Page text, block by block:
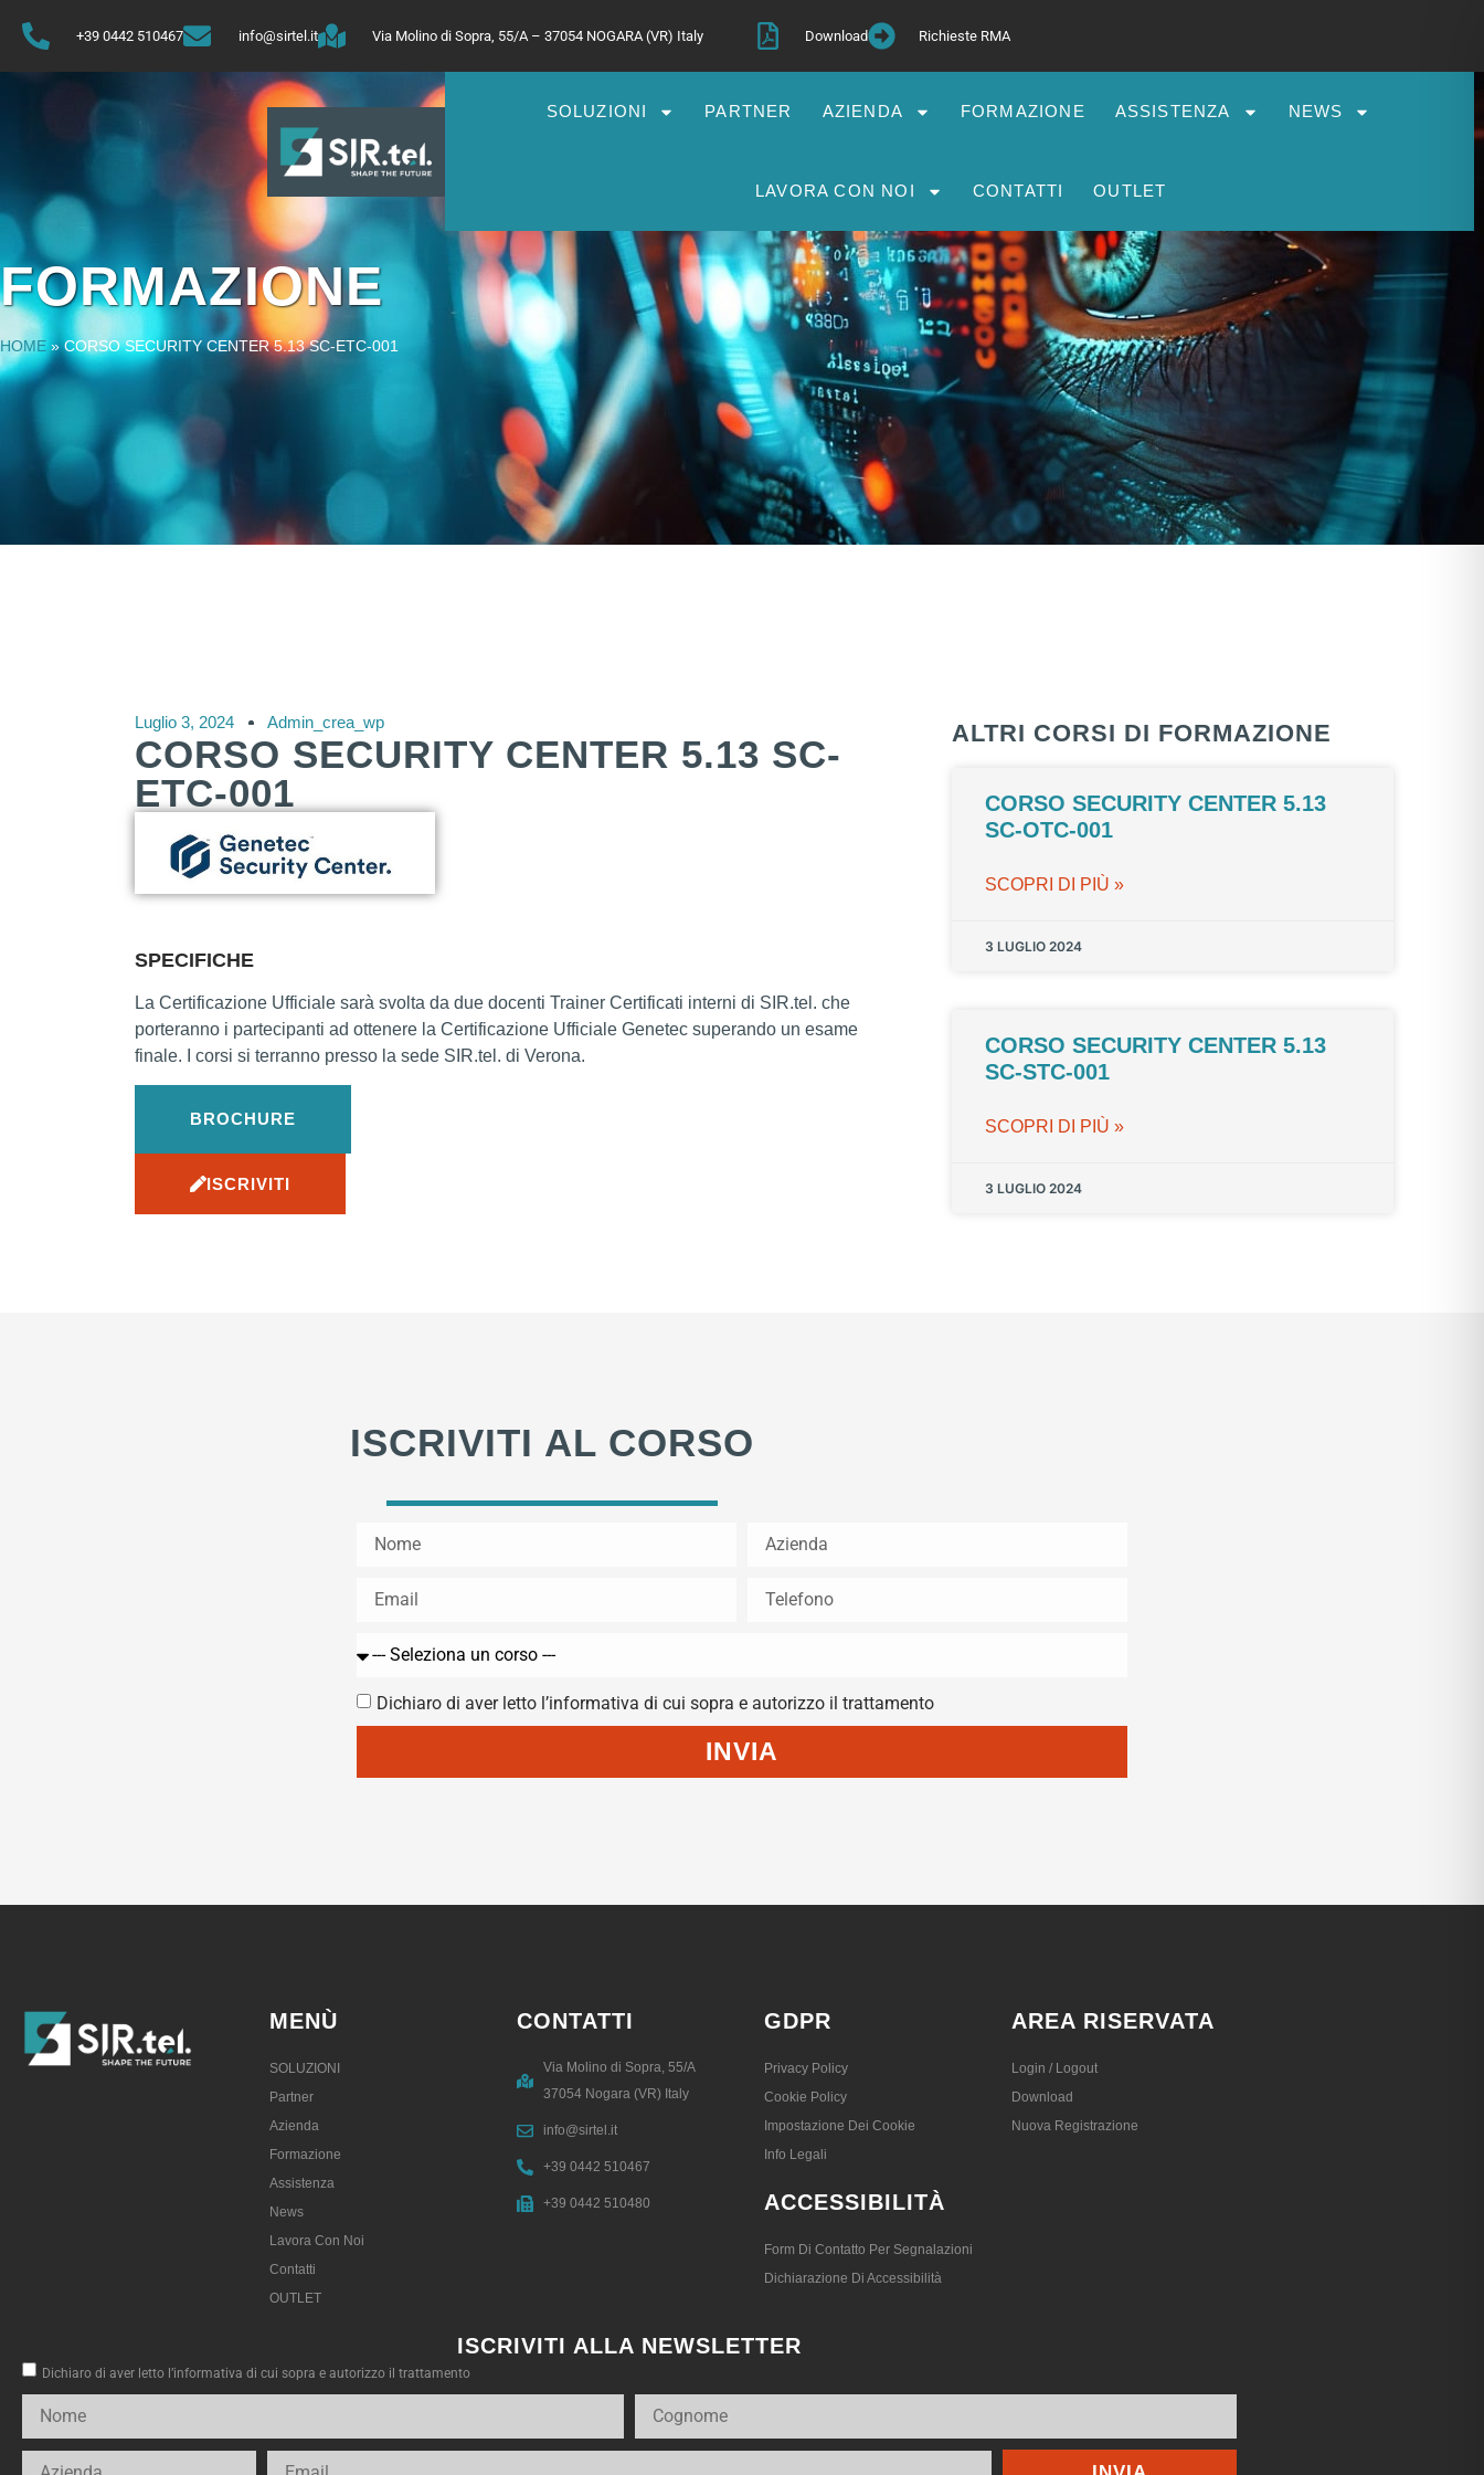
+39 0442 510467 info@sirtel.it Via Molino di Sopra, 55/A – 37054 NOGARA (VR) Italy Download Richieste RMA
SOLUZIONI PARTNER AZIENDA FORMAZIONE ASSISTENZA NEWS
LAVORA CON NOI CONTATTI OUTLET
FORMAZIONE
HOME »CORSO SECURITY CENTER 5.13 SC-ETC-001
Luglio 3, 2024 Admin_crea_wp
CORSO SECURITY CENTER 5.13 SC-
ETC-001
SPECIFICHE
La Certificazione Ufficiale sarà svolta da due docenti Trainer Certificati interni di SIR.tel. che
porteranno i partecipanti ad ottenere la Certificazione Ufficiale Genetec superando un esame
finale. I corsi si terranno presso la sede SIR.tel. di Verona.
BROCHURE
ISCRIVITI
ALTRI CORSI DI FORMAZIONE
CORSO SECURITY CENTER 5.13
SC-OTC-001
SCOPRI DI PIÙ »
3 LUGLIO 2024
CORSO SECURITY CENTER 5.13
SC-STC-001
SCOPRI DI PIÙ »
3 LUGLIO 2024
ISCRIVITI AL CORSO
Dichiaro di aver letto l’informativa di cui sopra e autorizzo il trattamento
INVIA
MENÙ
SOLUZIONI
Partner
Azienda
Formazione
Assistenza
News
Lavora Con Noi
Contatti
OUTLET
CONTATTI
Via Molino di Sopra, 55/A
37054 Nogara (VR) Italy
info@sirtel.it
+39 0442 510467
+39 0442 510480
GDPR
Privacy Policy
Cookie Policy
Impostazione Dei Cookie
Info Legali
ACCESSIBILITÀ
Form Di Contatto Per Segnalazioni
Dichiarazione Di Accessibilità
AREA RISERVATA
Login / Logout
Download
Nuova Registrazione
ISCRIVITI ALLA NEWSLETTER
Dichiaro di aver letto l’informativa di cui sopra e autorizzo il trattamento